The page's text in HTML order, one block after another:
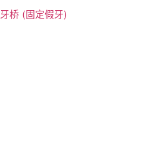
牙桥 (固定假牙)